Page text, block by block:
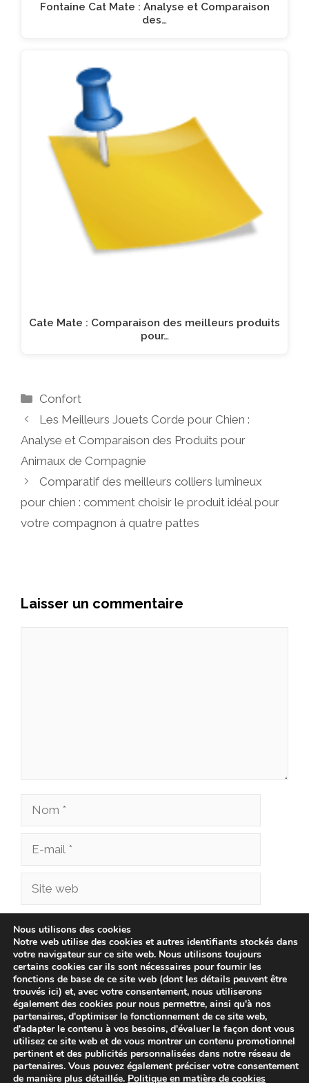
Fontaine Cat Mate : Analyse et Comparaison
des…
Cate Mate : Comparaison des meilleurs produits
pour…
Catégories
Confort
Les Meilleurs Jouets Corde pour Chien :
Analyse et Comparaison des Produits pour
Animaux de Compagnie
Comparatif des meilleurs colliers lumineux
pour chien : comment choisir le produit idéal pour
votre compagnon à quatre pattes
Laisser un commentaire
Nom
Site
Enregistrer mon nom, mon e-mail et mon site
dans le navigateur pour mon prochain
commentaire.
Nous utilisons des cookies
Notre web utilise des cookies et autres identifiants stockés dans
votre navigateur sur ce site web. Nous utilisons toujours
certains cookies car ils sont nécessaires pour fournir les
fonctions de base de ce site web (dont les détails peuvent être
trouvés ici) et, avec votre consentement, nous utiliserons
également des cookies pour nous permettre, ainsi qu'à nos
partenaires, d'optimiser le fonctionnement de ce site web,
d'adapter le contenu à vos besoins, d'évaluer la façon dont vous
utilisez ce site web et de vous montrer un contenu promotionnel
pertinent et des publicités personnalisées dans notre réseau de
partenaires. Vous pouvez également préciser votre consentement
de manière plus détaillée. Politique en matière de cookies